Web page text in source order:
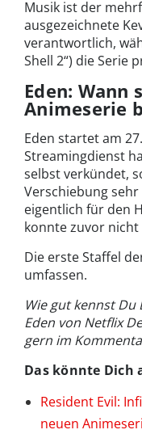
Musik ist der
ausgezeichnete
verantwortlich,
Shell 2“) die Serie
Eden:
Animeserie
Eden startet am
Streamingdienst
selbst verkündet,
Verschiebung
eigentlich für den
konnte zuvor
Die erste Staffel
umfassen.
Wie gut kennst
Eden von Netflix
gern im
Das könnte Dich
Resident Evil:
neuen